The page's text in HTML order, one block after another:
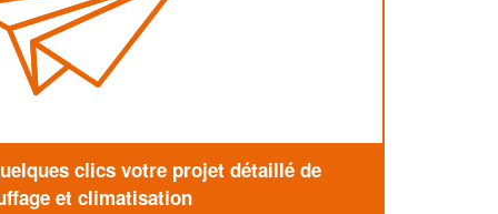
clics votre projet détaillé de
et climatisation